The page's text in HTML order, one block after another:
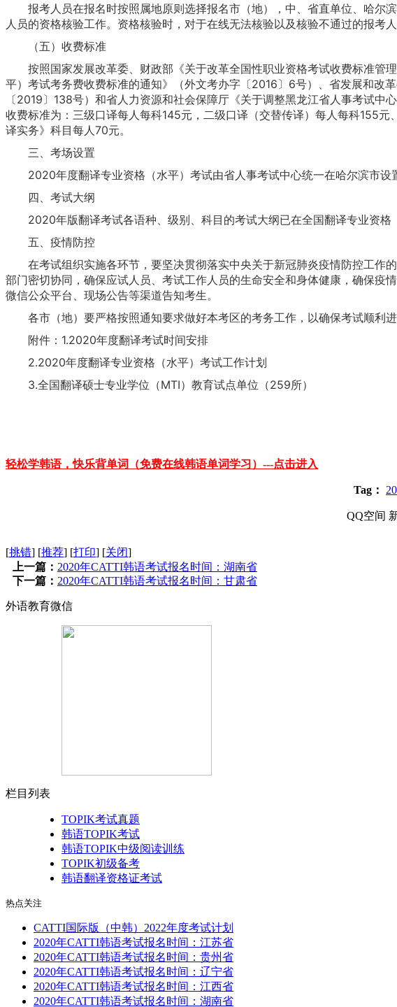
报考人员在报名时按照属地原则选择报名市（地），中、省直单位、哈尔
人员的资格核验工作。资格核验时，对于在线无法核验以及核验不通过的报考
（五）收费标准
按照国家发展改革委、财政部《关于改革全国性职业资格考试收费标准管
平）考试考务费收费标准的通知》（外文考办字〔2016〕6号）、省发展和改
〔2019〕138号）和省人力资源和社会保障厅《关于调整黑龙江省人事考试
收费标准为：三级口译每人每科145元，二级口译（交替传译）每人每科155
译实务》科目每人70元。
三、考场设置
2020年度翻译专业资格（水平）考试由省人事考试中心统一在哈尔滨市设
四、考试大纲
2020年版翻译考试各语种、级别、科目的考试大纲已在全国翻译专业资格
五、疫情防控
在考试组织实施各环节，要坚决贯彻落实中央关于新冠肺炎疫情防控工作
部门密切协同，确保应试人员、考试工作人员的生命安全和身体健康，确保疫
微信公众平台、现场公告等渠道告知考生。
各市（地）要严格按照通知要求做好本考区的考务工作，以确保考试顺利进
附件：1.2020年度翻译考试时间安排
2.2020年度翻译专业资格（水平）考试工作计划
3.全国翻译硕士专业学位（MTI）教育试点单位（259所）
轻松学韩语，快乐背单词（免费在线韩语单词学习）---点击进入
Tag：
QQ空间
[挑错] [推荐] [打印] [关闭]
上一篇： 2020年CATTI韩语考试报名时间：湖南省
下一篇： 2020年CATTI韩语考试报名时间：甘肃省
外语教育微信
栏目列表
TOPIK考试真题
韩语TOPIK考试
韩语TOPIK中级阅读训练
TOPIK初级备考
韩语翻译资格证考试
热点关注
CATTI国际版（中韩）2022年度考试计划
2020年CATTI韩语考试报名时间：江苏省
2020年CATTI韩语考试报名时间：贵州省
2020年CATTI韩语考试报名时间：辽宁省
2020年CATTI韩语考试报名时间：江西省
2020年CATTI韩语考试报名时间：湖南省